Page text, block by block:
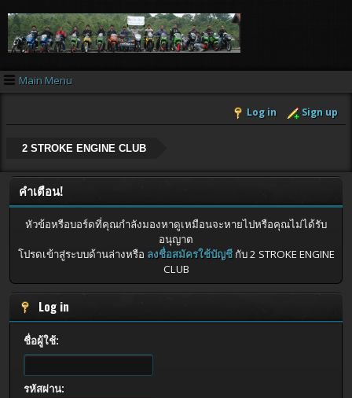
Main Menu
Log in Sign up
2 STROKE ENGINE CLUB
คำเตือน!
หัวข้อหรือบอร์ดที่คุณกำลังมองหาดูเหมือนจะหายไปหรือคุณไม่ได้รับ
อนุญาต
โปรดเข้าสู่ระบบด้านล่างหรือ ลงชื่อสมัครใช้บัญชีกับ 2 STROKE ENGINE
CLUB
Log in
ชื่อผู้ใช้:
รหัสผ่าน: